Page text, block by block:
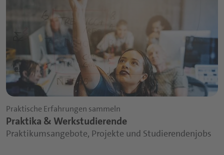
Praktische Erfahrungen sammeln
Praktika & Werkstudierende
Praktikumsangebote, Projekte und Studierendenjobs